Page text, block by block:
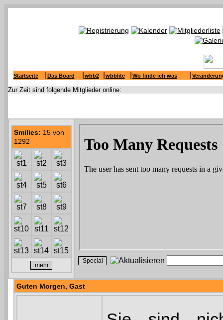
Startseite Das Board wbb2 wbblite Wo finde ich was
Zur Zeit sind folgende Mitglieder online:
Smilies: 15 von
1292
Guten Morgen, Gast